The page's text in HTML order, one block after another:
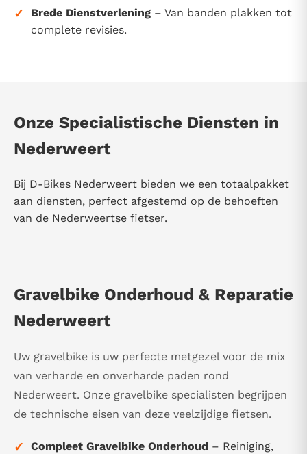
✓ Brede Dienstverlening – Van banden plakken tot
complete revisies.
Onze Specialistische Diensten in
Nederweert
Bij D-Bikes Nederweert bieden we een totaalpakket
aan diensten, perfect afgestemd op de behoeften
van de Nederweertse fietser.
Gravelbike Onderhoud & Reparatie
Nederweert
Uw gravelbike is uw perfecte metgezel voor de mix
van verharde en onverharde paden rond
Nederweert. Onze gravelbike specialisten begrijpen
de technische eisen van deze veelzijdige fietsen.
✓ Compleet Gravelbike Onderhoud – Reiniging,